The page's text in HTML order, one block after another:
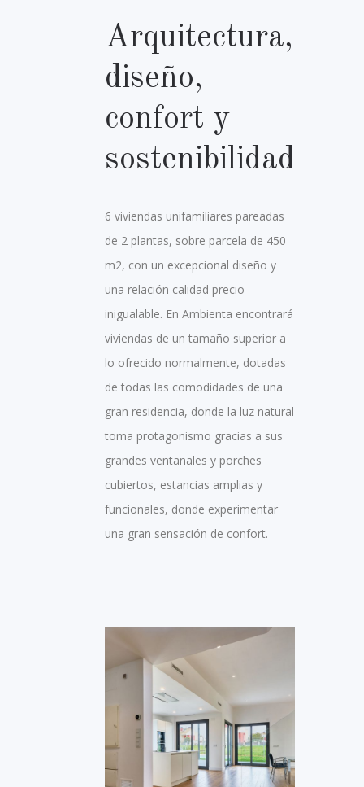
Arquitectura,
diseño,
confort y
sostenibilidad
6 viviendas unifamiliares pareadas
de 2 plantas, sobre parcela de 450
m2, con un excepcional diseño y
una relación calidad precio
inigualable. En Ambienta encontrará
viviendas de un tamaño superior a
lo ofrecido normalmente, dotadas
de todas las comodidades de una
gran residencia, donde la luz natural
toma protagonismo gracias a sus
grandes ventanales y porches
cubiertos, estancias amplias y
funcionales, donde experimentar
una gran sensación de confort.